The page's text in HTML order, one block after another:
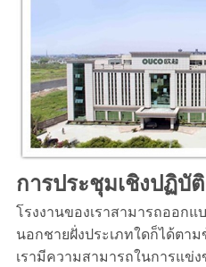
การประชุมเชิงปฏิบั
โรงงานของเราสามารถออกแ
นอกชายฝั่งประเภทใดก็ได้ต
เรามีความสามารถในการแข่